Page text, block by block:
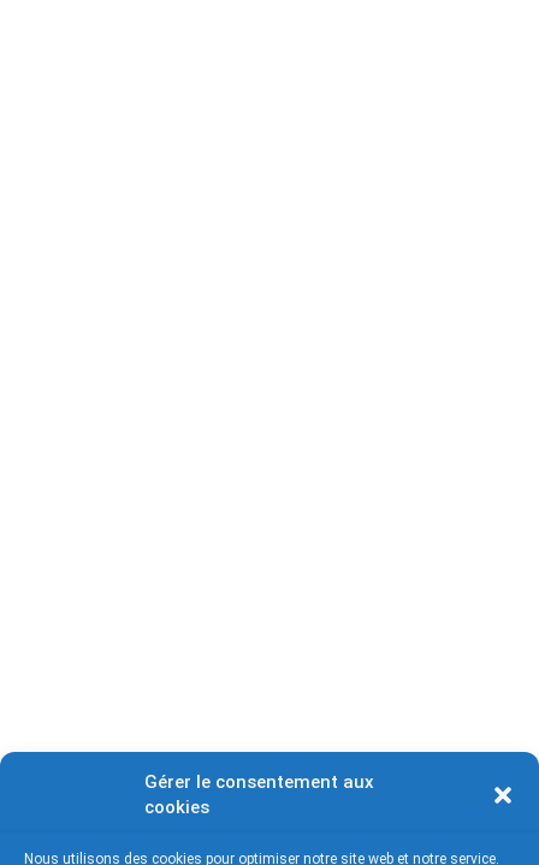
Gérer le consentement aux
cookies
Nous utilisons des cookies pour optimiser notre site web et notre service.